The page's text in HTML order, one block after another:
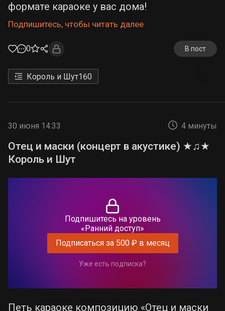
формате караоке у вас дома!
Подпишитесь, чтобы читать далее
0 В пост
Король и Шут160
30 июня 14:33 4 минуты
Отец и маски (концерт в акустике) ★♫★
Король и Шут
Подпишитесь на уровень
«Ранний доступ»
Подписаться за 500 ₽ в месяц
Уже есть подписка?
Петь караоке композицию «Отец и маски